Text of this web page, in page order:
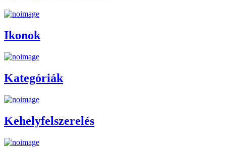
Ikonok
Kategóriák
Kehelyfelszerelés